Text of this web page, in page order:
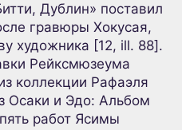
Дублин» поставил
гравюры Хокусая,
художника [12, ill. 88].
Рейксмюзеума
коллекции Рафаэля
Осаки и Эдо: Альбом
работ Ясимы